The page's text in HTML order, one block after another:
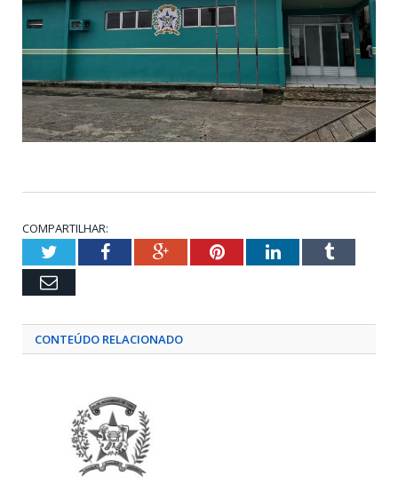
COMPARTILHAR:
TwitterFacebookGoogle+PinterestLinkedInTumblr
Email
CONTEÚDO RELACIONADO